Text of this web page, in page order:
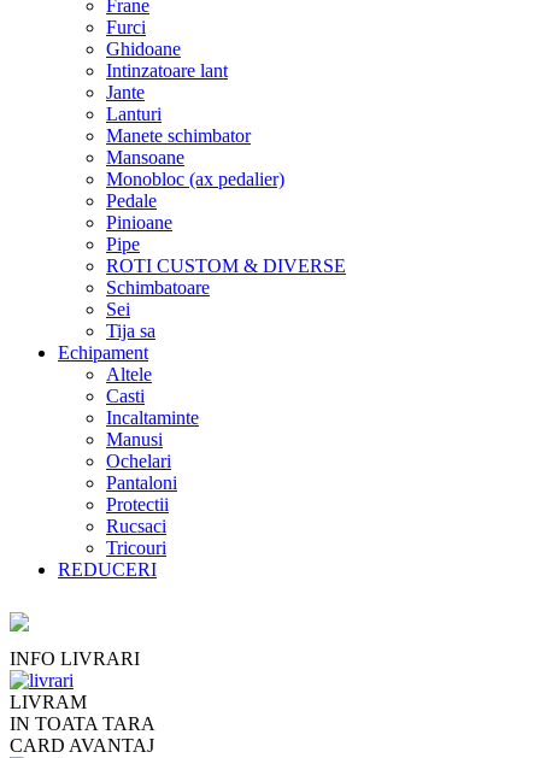
Frane
Furci
Ghidoane
Intinzatoare lant
Jante
Lanturi
Manete schimbator
Mansoane
Monobloc (ax pedalier)
Pedale
Pinioane
Pipe
ROTI CUSTOM & DIVERSE
Schimbatoare
Sei
Tija sa
Echipament
Altele
Casti
Incaltaminte
Manusi
Ochelari
Pantaloni
Protectii
Rucsaci
Tricouri
REDUCERI
INFO LIVRARI
LIVRAM
IN TOATA TARA
CARD AVANTAJ